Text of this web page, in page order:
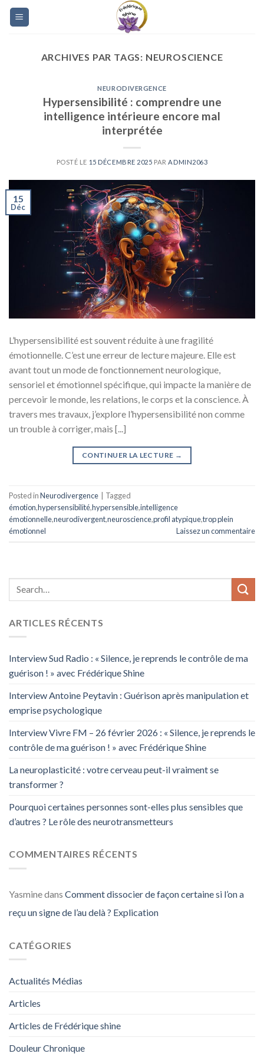
Skip
ARCHIVES PAR TAGS: NEUROSCIENCE
NEURODIVERGENCE
Hypersensibilité : comprendre une
intelligence intérieure encore mal
interprétée
POSTÉ LE 15 DÉCEMBRE 2025 PAR ADMIN2063
15
Déc
L’hypersensibilité est souvent réduite à une fragilité
émotionnelle. C’est une erreur de lecture majeure. Elle est
avant tout un mode de fonctionnement neurologique,
sensoriel et émotionnel spécifique, qui impacte la manière de
percevoir le monde, les relations, le corps et la conscience. À
travers mes travaux, j’explore l’hypersensibilité non comme
un trouble à corriger, mais [...]
CONTINUER LA LECTURE →
Posted inNeurodivergence
Tagged
émotion,hypersensibilité,hypersensible,intelligence
émotionnelle,neurodivergent,neuroscience,profil atypique,trop plein
émotionnel
Laissez un commentaire
ARTICLES RÉCENTS
Interview Sud Radio : « Silence, je reprends le contrôle de ma
guérison ! » avec Frédérique Shine
Interview Antoine Peytavin : Guérison après manipulation et
emprise psychologique
Interview Vivre FM – 26 février 2026 : « Silence, je reprends le
contrôle de ma guérison ! » avec Frédérique Shine
La neuroplasticité : votre cerveau peut-il vraiment se
transformer ?
Pourquoi certaines personnes sont-elles plus sensibles que
d’autres ? Le rôle des neurotransmetteurs
COMMENTAIRES RÉCENTS
Yasminedans Comment dissocier de façon certaine si l’on a
reçu un signe de l’au delà ? Explication
CATÉGORIES
Actualités Médias
Articles
Articles de Frédérique shine
Douleur Chronique